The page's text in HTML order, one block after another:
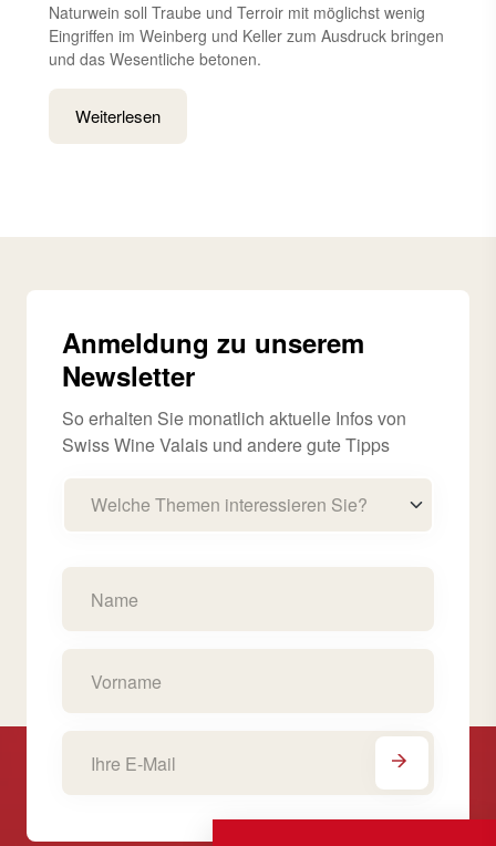
Naturwein soll Traube und Terroir mit möglichst wenig
Eingriffen im Weinberg und Keller zum Ausdruck bringen
und das Wesentliche betonen.
Weiterlesen
Anmeldung zu unserem
Newsletter
So erhalten Sie monatlich aktuelle Infos von
Swiss Wine Valais und andere gute Tipps
Welche Themen interessieren Sie?